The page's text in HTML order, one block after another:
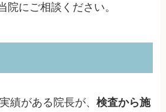
院にご相談ください。
績がある院長が、検査から施